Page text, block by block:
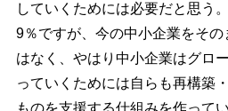
していくためには必要だと思う
9％ですが、今の中小企業をそ
はなく、やはり中小企業はグロ
っていくためには自らも再構築
ものを支援する仕組みを作って